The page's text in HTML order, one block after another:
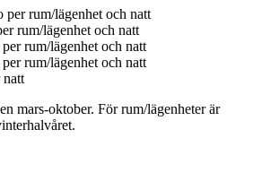
per rum/lägenhet och natt
rum/lägenhet och natt
rum/lägenhet och natt
rum/lägenhet och natt
mars-oktober. För rum/lägenheter är